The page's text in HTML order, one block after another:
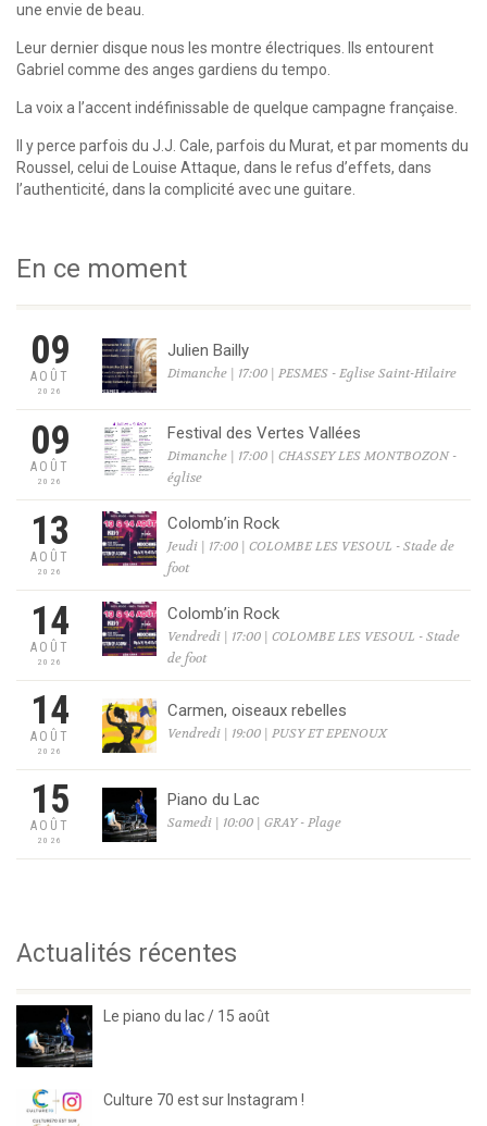
une envie de beau.
Leur dernier disque nous les montre électriques. Ils entourent
Gabriel comme des anges gardiens du tempo.
La voix a l’accent indéfinissable de quelque campagne française.
Il y perce parfois du J.J. Cale, parfois du Murat, et par moments du
Roussel, celui de Louise Attaque, dans le refus d’effets, dans
l’authenticité, dans la complicité avec une guitare.
En ce moment
09
AOÛT
2026
Julien Bailly
Dimanche | 17:00 | PESMES - Eglise Saint-Hilaire
09
AOÛT
2026
Festival des Vertes Vallées
Dimanche | 17:00 | CHASSEY LES MONTBOZON -
église
13
AOÛT
2026
Colomb’in Rock
Jeudi | 17:00 | COLOMBE LES VESOUL - Stade de
foot
14
AOÛT
2026
Colomb’in Rock
Vendredi | 17:00 | COLOMBE LES VESOUL - Stade
de foot
14
AOÛT
2026
Carmen, oiseaux rebelles
Vendredi | 19:00 | PUSY ET EPENOUX
15
AOÛT
2026
Piano du Lac
Samedi | 10:00 | GRAY - Plage
Actualités récentes
Le piano du lac / 15 août
Culture 70 est sur Instagram !